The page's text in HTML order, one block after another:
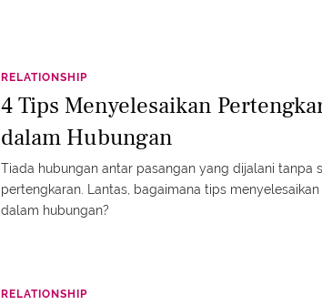
RELATIONSHIP
4 Tips Menyelesaikan
dalam Hubungan
Tiada hubungan antar pasangan yang dijalani tanpa
pertengkaran. Lantas, bagaimana tips
dalam hubungan?
RELATIONSHIP